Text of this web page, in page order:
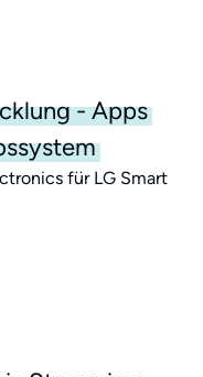
- Apps
für LG Smart